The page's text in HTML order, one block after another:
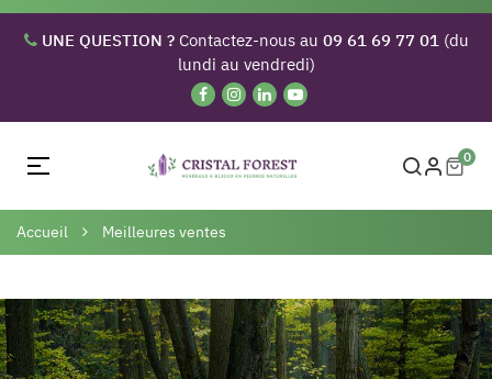
UNE QUESTION ?Contactez-nous au 09 61 69 77 01(du
lundi au vendredi)
Basculer
navigation
☰ 0
Accueil Meilleures ventes